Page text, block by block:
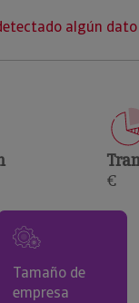
clientes.
algún
€
Tamaño de
empresa